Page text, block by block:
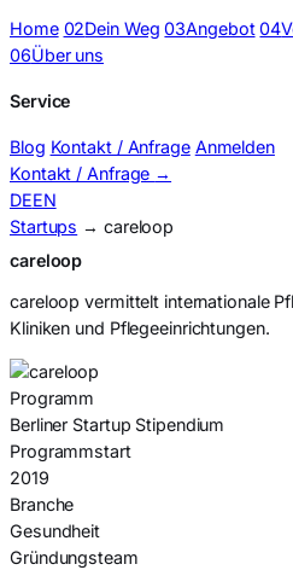
Home 02Dein Weg 03Angebot 04
06Über uns
Service
Blog Kontakt / Anfrage Anmelden
Kontakt / Anfrage →
DEEN
Startups → careloop
careloop
careloop vermittelt internationale
Kliniken und Pflegeeinrichtungen.
Programm
Berliner Startup Stipendium
Programmstart
2019
Branche
Gesundheit
Gründungsteam